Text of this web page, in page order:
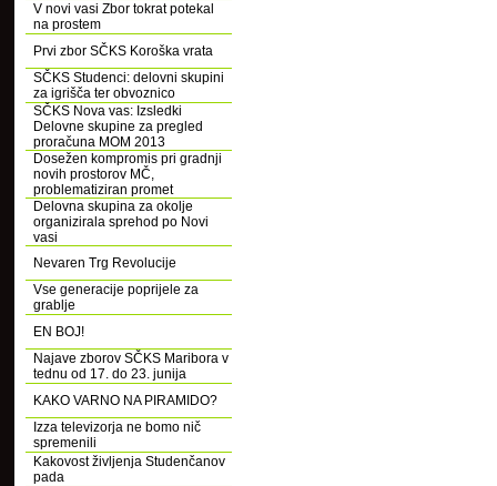
V novi vasi Zbor tokrat potekal
na prostem
Prvi zbor SČKS Koroška vrata
SČKS Studenci: delovni skupini
za igrišča ter obvoznico
SČKS Nova vas: Izsledki
Delovne skupine za pregled
proračuna MOM 2013
Dosežen kompromis pri gradnji
novih prostorov MČ,
problematiziran promet
Delovna skupina za okolje
organizirala sprehod po Novi
vasi
Nevaren Trg Revolucije
Vse generacije poprijele za
grablje
EN BOJ!
Najave zborov SČKS Maribora v
tednu od 17. do 23. junija
KAKO VARNO NA PIRAMIDO?
Izza televizorja ne bomo nič
spremenili
Kakovost življenja Studenčanov
pada